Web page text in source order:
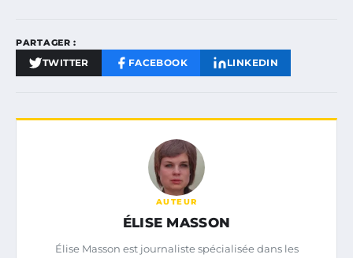
PARTAGER :
TWITTER FACEBOOK LINKEDIN
AUTEUR
ÉLISE MASSON
Élise Masson est journaliste spécialisée dans les